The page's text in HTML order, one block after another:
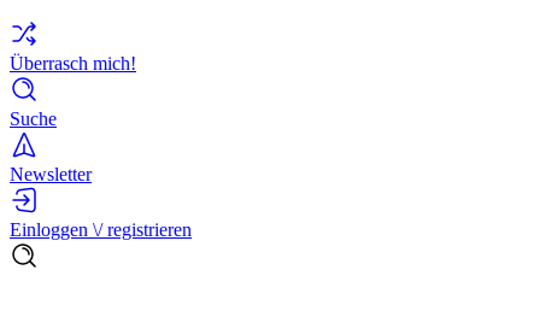
Überrasch mich!
Suche
Newsletter
Einloggen \/ registrieren